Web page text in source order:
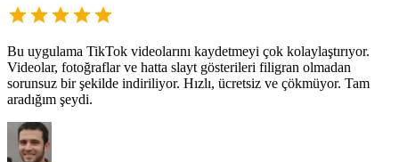
Bu uygulama TikTok videolarını kaydetmeyi çok kolaylaştırıyor.
Videolar, fotoğraflar ve hatta slayt gösterileri filigran olmadan
sorunsuz bir şekilde indiriliyor. Hızlı, ücretsiz ve çökmüyor. Tam
aradığım şeydi.